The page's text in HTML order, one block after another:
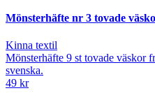
Mönsterhäfte nr 3 tovade
Kinna textil
Mönsterhäfte 9 st tovade väskor
svenska.
49 kr